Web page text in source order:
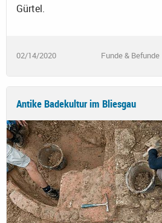
Gürtel.
02/14/2020 Funde & Befunde
Antike Badekultur im Bliesgau